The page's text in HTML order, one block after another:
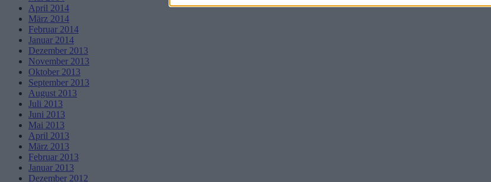
April 2014
März 2014
Februar 2014
Januar 2014
Dezember 2013
November 2013
Oktober 2013
September 2013
August 2013
Juli 2013
Juni 2013
Mai 2013
April 2013
März 2013
Februar 2013
Januar 2013
Dezember 2012